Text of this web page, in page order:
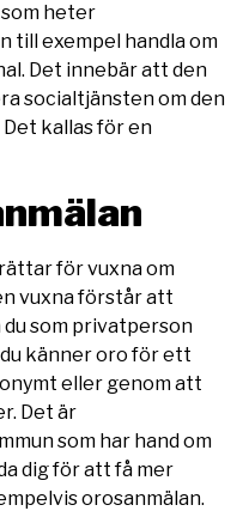
heter
till exempel handla om
Det innebär att den
socialtjänsten om den
kallas för en
för vuxna om
vuxna förstår att
som privatperson
känner oro för ett
eller genom att
Det är
som har hand om
dig för att få mer
orosanmälan.